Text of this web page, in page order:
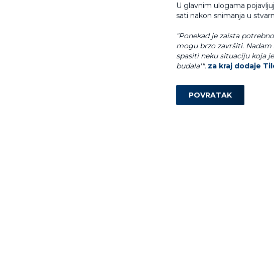
U glavnim ulogama
sati nakon snimanja u
"Ponekad je zaista
mogu brzo završiti.
spasiti neku situaciju koja
budala'", za kraj dodaje
POVRATAK